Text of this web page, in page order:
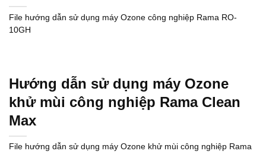
File hướng dẫn sử dụng máy Ozone công nghiệp Rama RO-
10GH
Hướng dẫn sử dụng máy Ozone
khử mùi công nghiệp Rama Clean
Max
File hướng dẫn sử dụng máy Ozone khử mùi công nghiệp Rama